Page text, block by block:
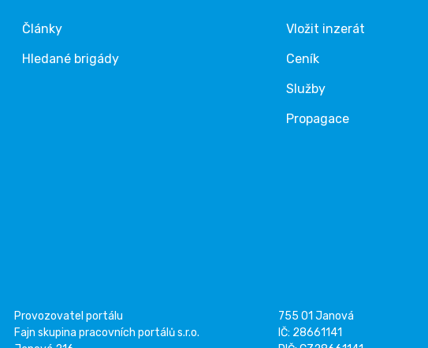
Články
Hledané brigády
Vložit inzerát
Ceník
Služby
Propagace
Provozovatel portálu
Fajn skupina pracovních portálů s.r.o.
755 01 Janová
IČ: 28661141